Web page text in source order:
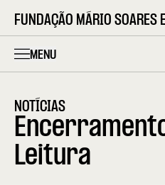
FUNDAÇÃO MÁRIO SOARES
MENU
NOTÍCIAS
Leitura